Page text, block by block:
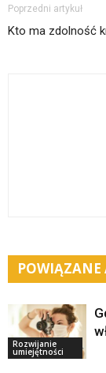
Poprzedni artykuł
Kto ma zdolność
POWIĄZANE
Rozwijanie
umiejętności